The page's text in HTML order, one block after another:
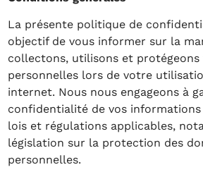
La présente politique de
objectif de vous informer sur la
collectons, utilisons et protégeons
personnelles lors de votre
internet. Nous nous engageons à
confidentialité de vos
lois et régulations applicables,
législation sur la protection des
personnelles.